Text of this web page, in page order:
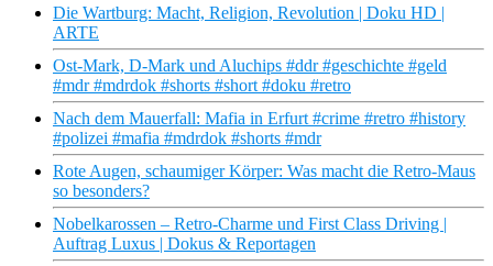
Die Wartburg: Macht, Religion, Revolution | Doku HD |
ARTE
Ost-Mark, D-Mark und Aluchips #ddr #geschichte #geld
#mdr #mdrdok #shorts #short #doku #retro
Nach dem Mauerfall: Mafia in Erfurt #crime #retro #history
#polizei #mafia #mdrdok #shorts #mdr
Rote Augen, schaumiger Körper: Was macht die Retro-Maus
so besonders?
Nobelkarossen – Retro-Charme und First Class Driving |
Auftrag Luxus | Dokus & Reportagen